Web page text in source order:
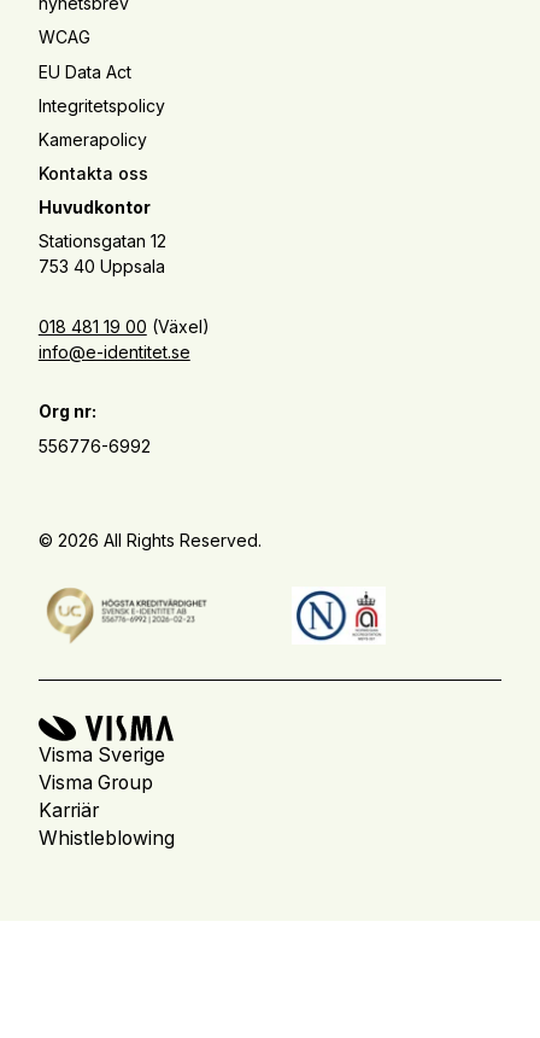
WCAG
EU Data Act
Integritetspolicy
Kamerapolicy
Kontakta oss
Huvudkontor
Stationsgatan 12
753 40 Uppsala
018 481 19 00 (Växel)
info@e-identitet.se
Org nr:
556776-6992
© 2026 All Rights Reserved.
Visma Sverige
Visma Group
Karriär
Whistleblowing